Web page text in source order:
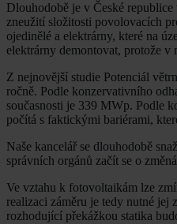
Dlouhodobě je v České
zneužití složitosti povolovacích
ojedinělé a elektrárny, které na
elektrárny demontovat, protože v
Z nejnovější studie Potenciál
ročně. Podle konzervativního
současnosti je 339 MWp. Podle
počítá s faktickými bariérami,
Naše kancelář se dlouhodobě
správních orgánů začít se o
Ve vztahu k fotovoltaikám lze
realizaci záměru je tedy nutné jej
rozhodující překážkou statika